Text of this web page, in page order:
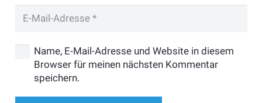
Name, E-Mail-Adresse und Website in diesem
Browser für meinen nächsten Kommentar
speichern.